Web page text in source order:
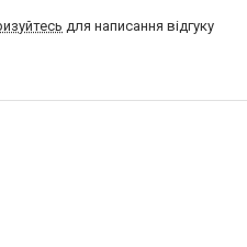
для написання відгуку